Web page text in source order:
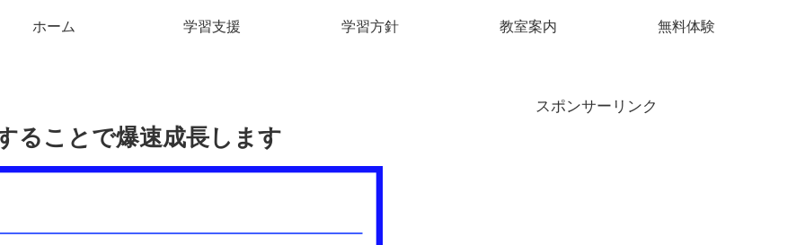
ホーム 学習支援 学習方針 教室案内 無料体験
ることで爆速成長します
スポンサーリンク